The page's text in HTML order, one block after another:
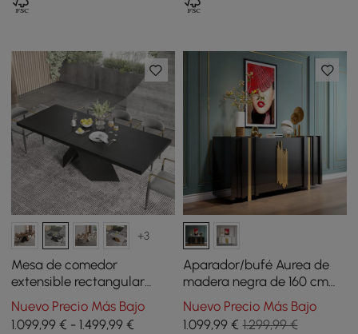
+3
Mesa de comedor
extensible rectangular
200-240 cm de estilo
farmhouse en color negro
Nuevo Precio Más Bajo
1.099,99 € - 1.499,99 €
Aparador/bufé Aurea de
madera negra de 160 cm
con 2 puertas y 2 estantes
Nuevo Precio Más Bajo
1.099,99€ 1.299,99 €